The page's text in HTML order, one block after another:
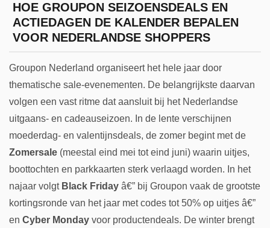
HOE GROUPON SEIZOENSDEALS EN
ACTIEDAGEN DE KALENDER BEPALEN
VOOR NEDERLANDSE SHOPPERS
Groupon Nederland organiseert het hele jaar door
thematische sale-evenementen. De belangrijkste daarvan
volgen een vast ritme dat aansluit bij het Nederlandse
uitgaans- en cadeauseizoen. In de lente verschijnen
moederdag- en valentijnsdeals, de zomer begint met de
Zomersale (meestal eind mei tot eind juni) waarin uitjes,
boottochten en parkkaarten sterk verlaagd worden. In het
najaar volgt Black Friday â€” bij Groupon vaak de grootste
kortingsronde van het jaar met codes tot 50% op uitjes â€”
en Cyber Monday voor productendeals. De winter brengt